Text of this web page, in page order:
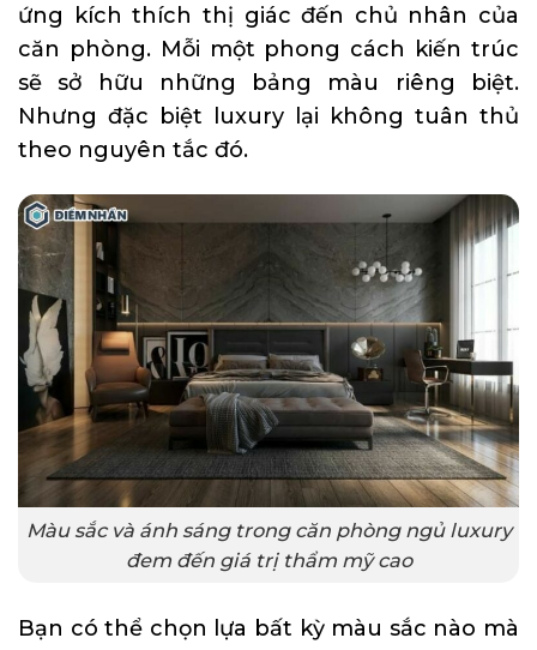
ứng kích thích thị giác đến chủ nhân của
căn phòng. Mỗi một phong cách kiến trúc
sẽ sở hữu những bảng màu riêng biệt.
Nhưng đặc biệt luxury lại không tuân thủ
theo nguyên tắc đó.
Màu sắc và ánh sáng trong căn phòng ngủ luxury
đem đến giá trị thẩm mỹ cao
Bạn có thể chọn lựa bất kỳ màu sắc nào mà